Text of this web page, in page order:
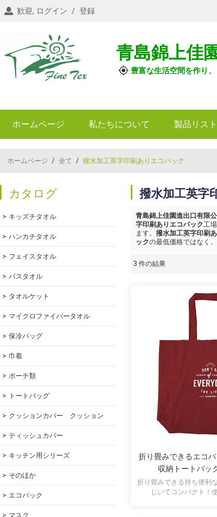
歓迎, ログイン / 登録
青島錦上佳
豊富な生活空間を作り
ホームページ 私たちについて 製品リスト
ホームページ / 全て / 撥水加工英字印刷ありエコバック
カタログ
キッズチタオル
ハンカチタオル
フェイスタオル
バスタオル
タオルケット
マイクロファイバータオル
保冷バッグ
巾着
ポーチ類
トートバッグ
クッションカバー　クッション
ティッシュカバー
キッチン用シリーズ
そのほか
エコバック
マスク
撥水加工英字
青島錦上佳園進出口有限
字印刷ありエコバック工
ます。 撥水加工英字印刷
ックの最低価格ではなく
3 件の結果
ショーケース
折り畳みできるエコ
収納トートバ
折り畳みできる持ち便
じいてコンパクト！